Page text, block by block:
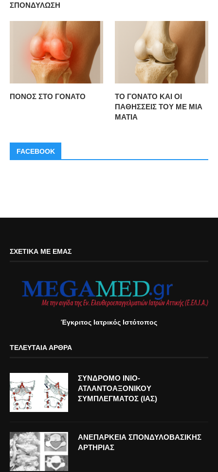
ΣΠΟΝΔΥΛΩΣΗ
ΠΟΝΟΣ ΣΤΟ ΓΟΝΑΤΟ
ΤΟ ΓΟΝΑΤΟ ΚΑΙ ΟΙ
ΠΑΘΗΣΣΕΙΣ ΤΟΥ ΜΕ ΜΙΑ
ΜΑΤΙΑ
FACEBOOK
ΣΧΕΤΙΚΆ ΜΕ ΕΜΆΣ
Έγκριτος Ιατρικός Ιστότοπος
ΤΕΛΕΥΤΑΊΑ ΆΡΘΡΑ
ΣΥΝΔΡΟΜΟ ΙΝΙΟ-
ΑΤΛΑΝΤΟΑΞΟΝΙΚΟΥ
ΣΥΜΠΛΕΓΜΑΤΟΣ (ΙΑΣ)
ΑΝΕΠΑΡΚΕΙΑ ΣΠΟΝΔΥΛΟΒΑΣΙΚΗΣ
ΑΡΤΗΡΙΑΣ